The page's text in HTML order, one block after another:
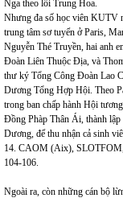
Nga theo lối Trung Hoa.
Nhưng đa số học viên KUTV
trung tâm sơ tuyển ở Paris,
Nguyễn Thé Truyền, hai anh
Đoàn Liên Thuộc Địa, và
thư ký Tổng Công Đoàn Lao
Dương Tổng Hợp Hội. Theo
trong ban chấp hành Hội
Đồng Phàp Thân Ái, thành
Dương, để thu nhận cả sinh
14. CAOM (Aix),
104-106.
Ngoài ra, còn những cán bộ